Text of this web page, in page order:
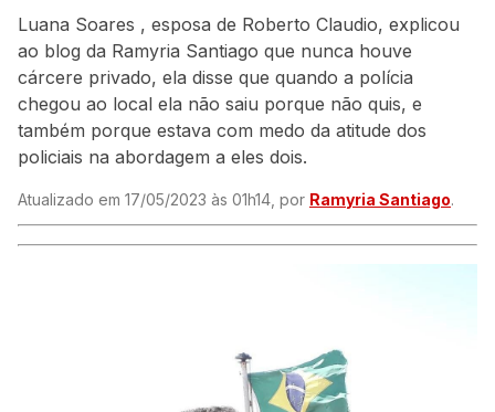
Luana Soares , esposa de Roberto Claudio, explicou
ao blog da Ramyria Santiago que nunca houve
cárcere privado, ela disse que quando a polícia
chegou ao local ela não saiu porque não quis, e
também porque estava com medo da atitude dos
policiais na abordagem a eles dois.
Atualizado em 17/05/2023 às 01h14, por Ramyria Santiago.